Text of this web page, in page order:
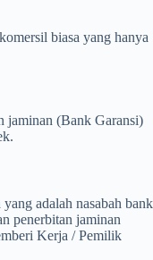
biasa yang hanya
jaminan (Bank Garansi)
adalah nasabah bank
penerbitan jaminan
Kerja / Pemilik